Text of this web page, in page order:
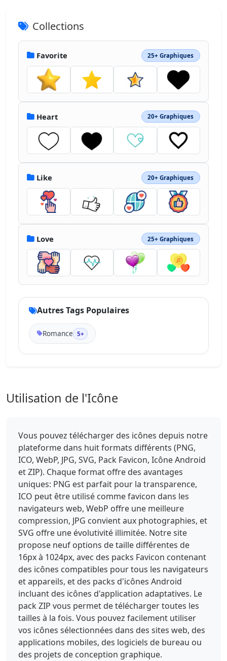
Collections
Favorite 25+ Graphiques
Heart 20+ Graphiques
Like 20+ Graphiques
Love 25+ Graphiques
Autres Tags Populaires
Romance 5+
Utilisation de l'Icône
Vous pouvez télécharger des icônes depuis notre
plateforme dans huit formats différents (PNG,
ICO, WebP, JPG, SVG, Pack Favicon, Icône Android
et ZIP). Chaque format offre des avantages
uniques: PNG est parfait pour la transparence,
ICO peut être utilisé comme favicon dans les
navigateurs web, WebP offre une meilleure
compression, JPG convient aux photographies, et
SVG offre une évolutivité illimitée. Notre site
propose neuf options de taille différentes de
16px à 1024px, avec des packs Favicon contenant
des icônes compatibles pour tous les navigateurs
et appareils, et des packs d'icônes Android
incluant des icônes d'application adaptatives. Le
pack ZIP vous permet de télécharger toutes les
tailles à la fois. Vous pouvez facilement utiliser
vos icônes sélectionnées dans des sites web, des
applications mobiles, des logiciels de bureau ou
des projets de conception graphique.